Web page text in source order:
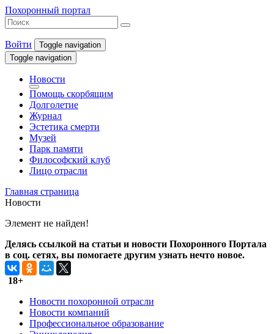
Похоронный портал
Войти
Toggle navigation
Toggle navigation
Новости
Помощь скорбящим
Долголетие
Журнал
Эстетика смерти
Музей
Парк памяти
Философский клуб
Лицо отрасли
Главная страница
Новости
Элемент не найден!
Делясь ссылкой на статьи и новости Похоронного Портала
в соц. сетях, вы помогаете другим узнать нечто новое.
18+
Новости похоронной отрасли
Новости компаний
Профессиональное образование